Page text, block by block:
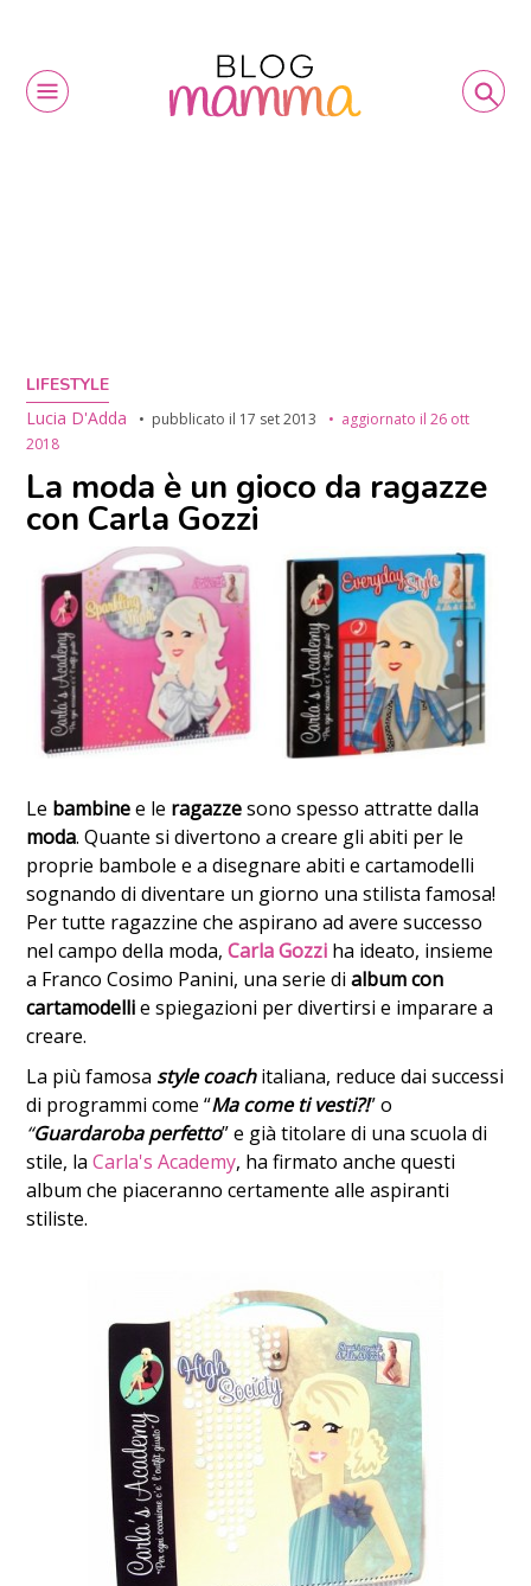
LIFESTYLE
Lucia D'Adda
pubblicato il 17 set 2013 aggiornato il26 ott
2018
La moda è un gioco da ragazze
con Carla Gozzi
Le bambinee le ragazzesono spesso attratte dalla
moda. Quante si divertono a creare gli abiti per le
proprie bambole e a disegnare abiti e cartamodelli
sognando di diventare un giorno una stilista famosa!
Per tutte ragazzine che aspirano ad avere successo
nel campo della moda,Carla Gozzi ha ideato, insieme
a Franco Cosimo Panini, una serie dialbum con
cartamodellie spiegazioni per divertirsi e imparare a
creare.
La più famosa stylecoachitaliana, reduce dai successi
di programmi come “Ma come ti vesti?!” o
“Guardaroba perfetto” e già titolare di una scuola di
stile, laCarla's Academy, ha firmato anche questi
album che piaceranno certamente alle aspiranti
stiliste.